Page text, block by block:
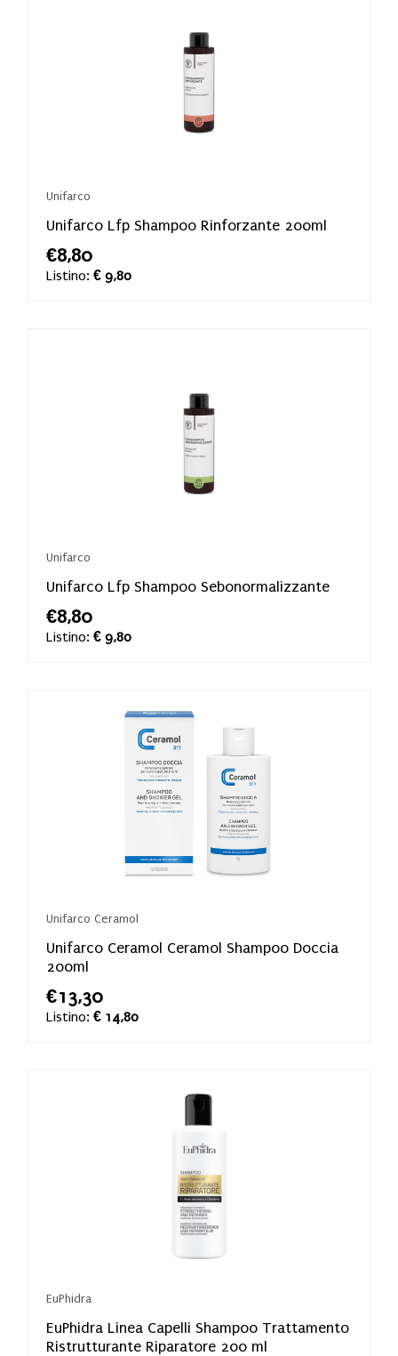
Unifarco
Unifarco Lfp Shampoo Rinforzante 200ml
€8,80
Listino: € 9,80
Unifarco
Unifarco Lfp Shampoo Sebonormalizzante
€8,80
Listino: € 9,80
Unifarco Ceramol
Unifarco Ceramol Ceramol Shampoo Doccia
200ml
€13,30
Listino: € 14,80
EuPhidra
EuPhidra Linea Capelli Shampoo Trattamento
Ristrutturante Riparatore 200 ml